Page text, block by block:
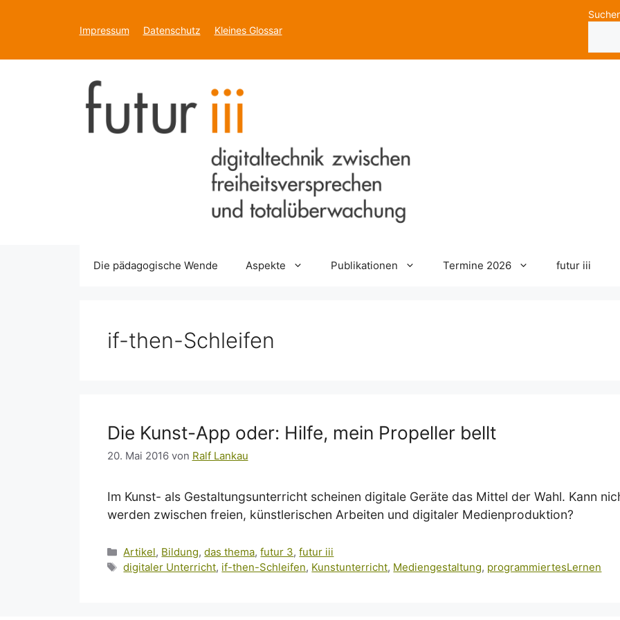
Impressum Datenschutz Kleines Glossar
Die pädagogische Wende Aspekte Publikationen Termine 2026 futur iii
if-then-Schleifen
Die Kunst-App oder: Hilfe, mein Propeller bellt
20. Mai 2016 von Ralf Lankau
Im Kunst- als Gestaltungsunterricht scheinen digitale Geräte das Mittel der Wahl. Kann
werden zwischen freien, künstlerischen Arbeiten und digitaler Medienproduktion?
Kategorien
Artikel, Bildung,das thema,futur 3,futur iii
Schlagwörter
digitaler Unterricht, if-then-Schleifen, Kunstunterricht, Mediengestaltung, programmiertesLernen